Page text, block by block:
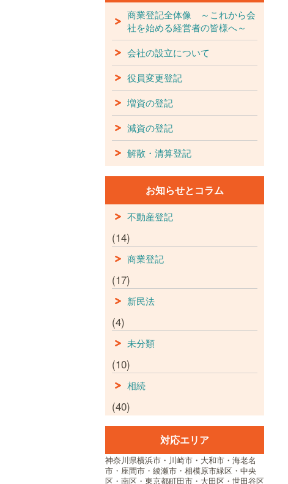
商業登記全体像 ～これから会
社を始める経営者の皆様へ～
会社の設立について
役員変更登記
増資の登記
減資の登記
解散・清算登記
お知らせとコラム
不動産登記
(14)
商業登記
(17)
新民法
(4)
未分類
(10)
相続
(40)
対応エリア
神奈川県横浜市・川崎市・大和市・海老名
市・座間市・綾瀬市・相模原市緑区・中央
区・南区・東京都町田市・大田区・世田谷区